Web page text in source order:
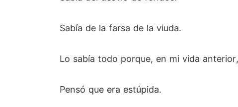
Sabía de la farsa de la viuda.
Lo sabía todo porque, en mi vida
Pensó que era estúpida.